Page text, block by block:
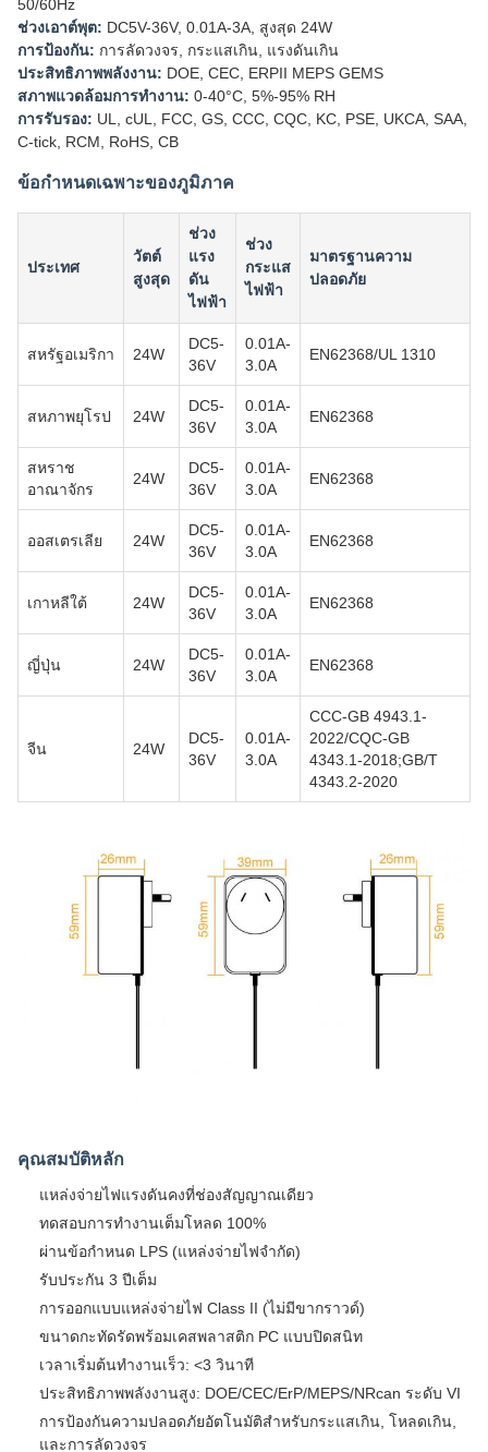
50/60Hz
ช่วงเอาต์พุต: DC5V-36V, 0.01A-3A, สูงสุด 24W
การป้องกัน: การลัดวงจร, กระแสเกิน, แรงดันเกิน
ประสิทธิภาพพลังงาน: DOE, CEC, ERPII MEPS GEMS
สภาพแวดล้อมการทำงาน: 0-40°C, 5%-95% RH
การรับรอง: UL, cUL, FCC, GS, CCC, CQC, KC, PSE, UKCA, SAA,
C-tick, RCM, RoHS, CB
ข้อกำหนดเฉพาะของภูมิภาค
ประเทศ
วัตต์
สูงสุด
ช่วง
แรง
ดัน
ไฟฟ้า
ช่วง
กระแส
ไฟฟ้า
มาตรฐานความ
ปลอดภัย
สหรัฐอเมริกา 24W
DC5-
36V
0.01A-
3.0A
EN62368/UL 1310
สหภาพยุโรป 24W
DC5-
36V
0.01A-
3.0A
EN62368
สหราช
อาณาจักร
24W
DC5-
36V
0.01A-
3.0A
EN62368
ออสเตรเลีย 24W
DC5-
36V
0.01A-
3.0A
EN62368
เกาหลีใต้ 24W
DC5-
36V
0.01A-
3.0A
EN62368
ญี่ปุ่น 24W
DC5-
36V
0.01A-
3.0A
EN62368
จีน 24W
DC5-
36V
0.01A-
3.0A
CCC-GB 4943.1-
2022/CQC-GB
4343.1-2018;GB/T
4343.2-2020
คุณสมบัติหลัก
แหล่งจ่ายไฟแรงดันคงที่ช่องสัญญาณเดียว
ทดสอบการทำงานเต็มโหลด 100%
ผ่านข้อกำหนด LPS (แหล่งจ่ายไฟจำกัด)
รับประกัน 3 ปีเต็ม
การออกแบบแหล่งจ่ายไฟ Class II (ไม่มีขากราวด์)
ขนาดกะทัดรัดพร้อมเคสพลาสติก PC แบบปิดสนิท
เวลาเริ่มต้นทำงานเร็ว: <3 วินาที
ประสิทธิภาพพลังงานสูง: DOE/CEC/ErP/MEPS/NRcan ระดับ VI
การป้องกันความปลอดภัยอัตโนมัติสำหรับกระแสเกิน, โหลดเกิน,
และการลัดวงจร